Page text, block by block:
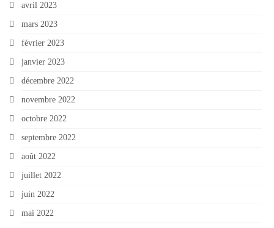
avril 2023
mars 2023
février 2023
janvier 2023
décembre 2022
novembre 2022
octobre 2022
septembre 2022
août 2022
juillet 2022
juin 2022
mai 2022